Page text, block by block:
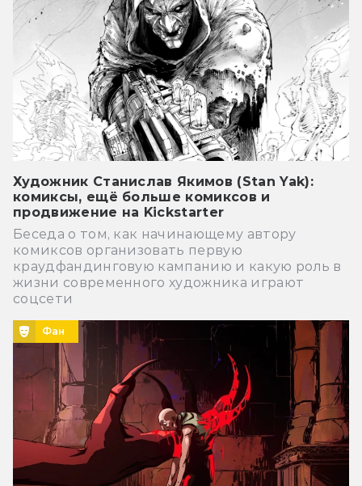
Художник Станислав Якимов (Stan Yak):
комиксы, ещё больше комиксов и
продвижение на Kickstarter
Беседа о том, как начинающему автору
комиксов организовать первую
краудфандинговую кампанию и какую роль в
жизни современного художника играют
соцсети
Фан